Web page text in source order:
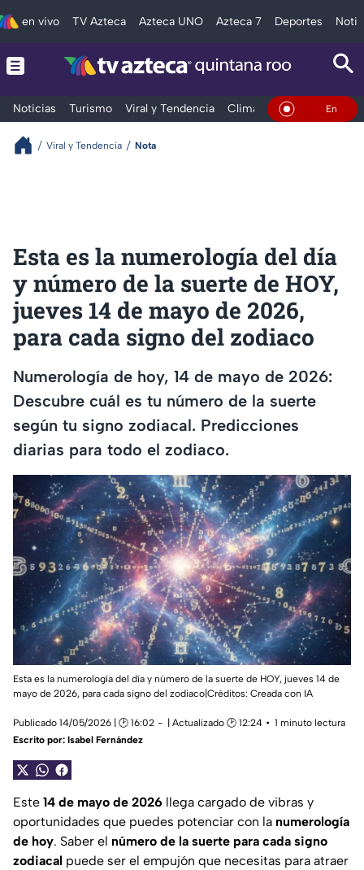
en vivo TV Azteca Azteca UNO Azteca 7 Deportes
Noticias Turismo Viral y Tendencia Clima Tráfico En Vivo
Viral y Tendencia Nota
Esta es la numerología del día
y número de la suerte de HOY,
jueves 14 de mayo de 2026,
para cada signo del zodiaco
Numerología de hoy, 14 de mayo de 2026:
Descubre cuál es tu número de la suerte
según tu signo zodiacal. Predicciones
diarias para todo el zodiaco.
Esta es la numerología del día y número de la suerte de HOY, jueves 14 de
mayo de 2026, para cada signo del zodiaco|Créditos: Creada con IA
Publicado 14/05/2026 | 🕑 16:02 | Actualizado 🕑 12:24
1 minuto lectura
Escrito por: Isabel Fernández
Este 14 de mayo de 2026 llega cargado de vibras y
oportunidades que puedes potenciar con la numerología
de hoy. Saber el número de la suerte para cada signo
zodiacal puede ser el empujón que necesitas para atraer